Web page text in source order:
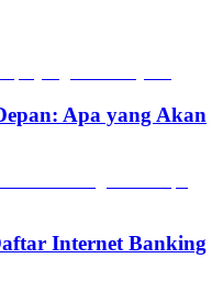
Apa yang Akan
Internet Banking